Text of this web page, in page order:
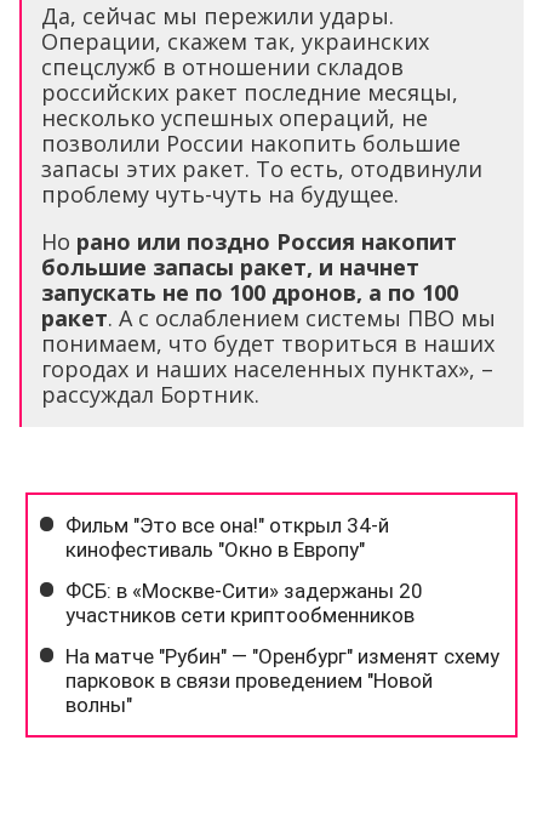
Да, сейчас мы пережили удары.
Операции, скажем так, украинских
спецслужб в отношении складов
российских ракет последние месяцы,
несколько успешных операций, не
позволили России накопить большие
запасы этих ракет. То есть, отодвинули
проблему чуть-чуть на будущее.
Но рано или поздно Россия накопит
большие запасы ракет, и начнет
запускать не по 100 дронов, а по 100
ракет. А с ослаблением системы ПВО мы
понимаем, что будет твориться в наших
городах и наших населенных пунктах», –
рассуждал Бортник.